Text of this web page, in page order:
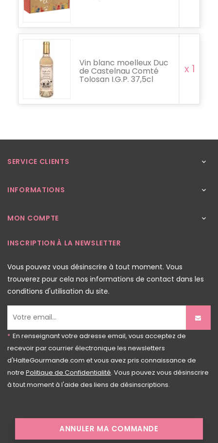
Vin blanc moelleux Duc
de Castelnau Comté
Tolosan I.G.P. 37,5cl
x 1
SERVICE CLIENTS 
INFORMATIONS 
MON COMPTE 
INSCRIPTION À LA NEWSLETTER
Vous pouvez vous désinscrire à tout moment. Vous
trouverez pour cela nos informations de contact dans les
conditions d'utilisation du site.
* En renseignant votre adresse email, vous acceptez de
recevoir par courrier électronique les newsletters
d'HalteGourmande.com et vous avez pris connaissance de
notre Politique de Confidentialité. Vous pouvez vous désinscrire
à tout moment à l'aide des liens de désinscriptions.
ANNULER MA COMMANDE